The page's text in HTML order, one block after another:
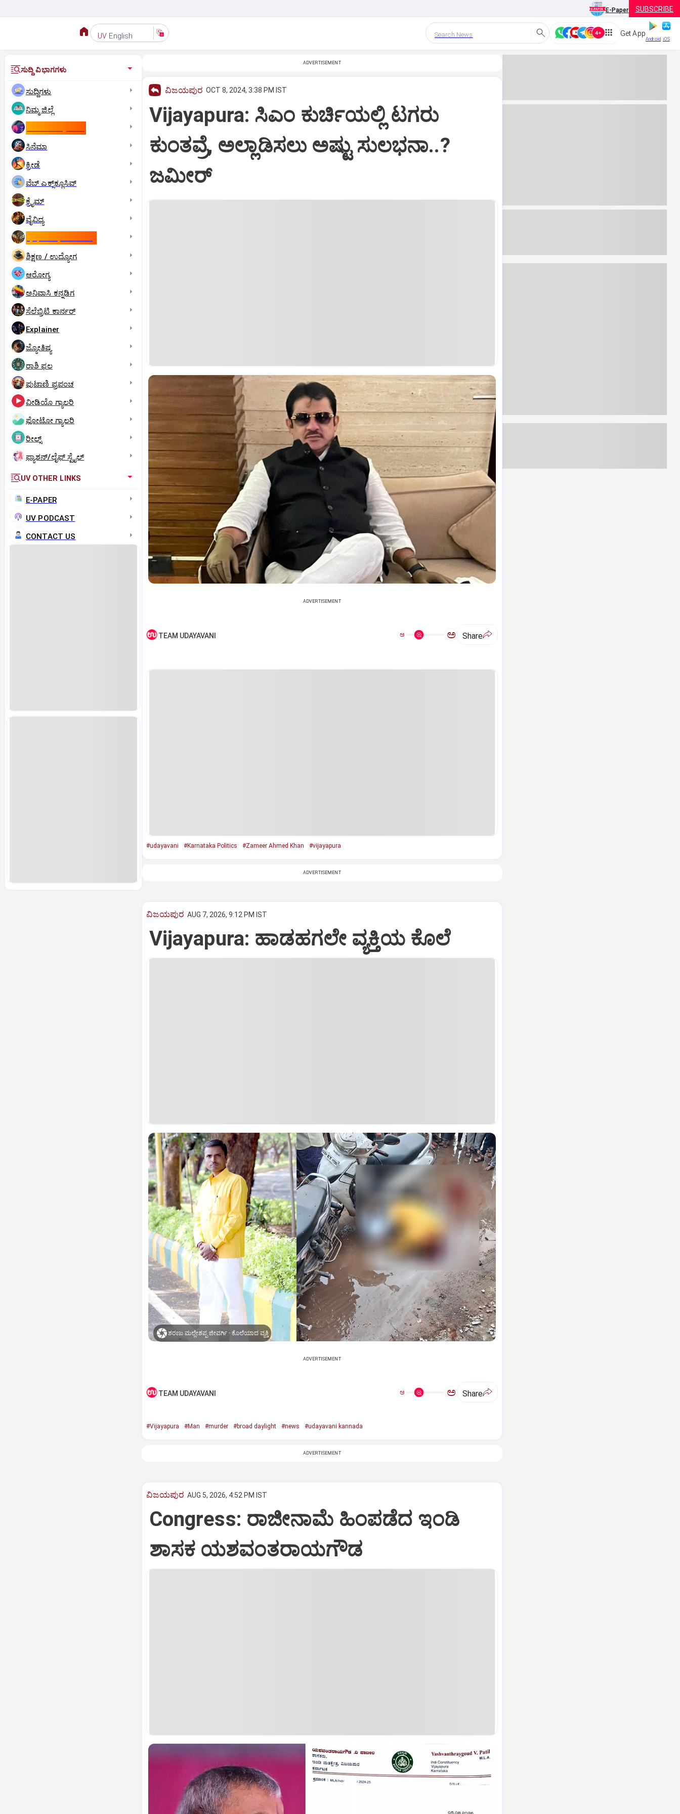
E-Paper SUBSCRIBE
UV English Search News Get App
Android iOS
ಸುದ್ದಿ ವಿಭಾಗಗಳು
ಸುದ್ದಿಗಳು
ನಿಮ್ಮ ಜಿಲ್ಲೆ
ಸಿನೆಮಾ
ಕ್ರೀಡೆ
ವೆಬ್ ಎಕ್ಸ್‌ಕ್ಲೂಸಿವ್
ಕ್ರೈಮ್
ವೈವಿಧ್ಯ
ಶಿಕ್ಷಣ / ಉದ್ಯೋಗ
ಆರೋಗ್ಯ
ಅನಿವಾಸಿ ಕನ್ನಡಿಗ
ಸೆಲೆಬ್ರಿಟಿ ಕಾರ್ನರ್‌
Explainer
ಜ್ಯೋತಿಷ್ಯ
ರಾಶಿ ಫಲ
ಪುಟಾಣಿ ಪ್ರಪಂಚ
ವೀಡಿಯೊ ಗ್ಯಾಲರಿ
ಫೋಟೋ ಗ್ಯಾಲರಿ
ರೀಲ್ಸ್
ಫ್ಯಾಶನ್/ಲೈಫ್‌ ಸ್ಟೈಲ್
UV OTHER LINKS
E-PAPER
UV PODCAST
CONTACT US
ADVERTISEMENT
ವಿಜಯಪುರ OCT 8, 2024, 3:38 PM IST
Vijayapura: ಸಿಎಂ ಕುರ್ಚಿಯಲ್ಲಿ ಟಗರು
ಕುಂತವ್ರೆ, ಅಲ್ಲಾಡಿಸಲು ಅಷ್ಟು ಸುಲಭನಾ..?
ಜಮೀರ್
ADVERTISEMENT
TEAM UDAYAVANI ಅ ಅ Share
#udayavani #Karnataka Politics #Zameer Ahmed Khan #vijayapura
ADVERTISEMENT
ವಿಜಯಪುರ AUG 7, 2026, 9:12 PM IST
Vijayapura: ಹಾಡಹಗಲೇ ವ್ಯಕ್ತಿಯ ಕೊಲೆ
ಶರಣು ಮಲ್ಲೇಶಪ್ಪ ಜೀವರ್ಗಿ - ಕೊಲೆಯಾದ ವ್ಯಕ್ತಿ
ADVERTISEMENT
TEAM UDAYAVANI ಅ ಅ Share
#Vijayapura #Man #murder #broad daylight #news #udayavani kannada
ADVERTISEMENT
ವಿಜಯಪುರ AUG 5, 2026, 4:52 PM IST
Congress: ರಾಜೀನಾಮೆ ಹಿಂಪಡೆದ ಇಂಡಿ
ಶಾಸಕ ಯಶವಂತರಾಯಗೌಡ